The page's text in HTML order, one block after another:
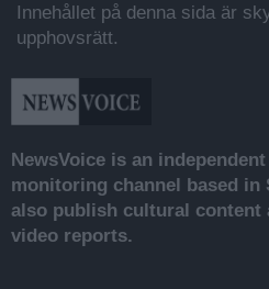
Innehållet på denna sida är
upphovsrätt.
NewsVoice is an
monitoring channel based in
also publish cultural content
video reports.